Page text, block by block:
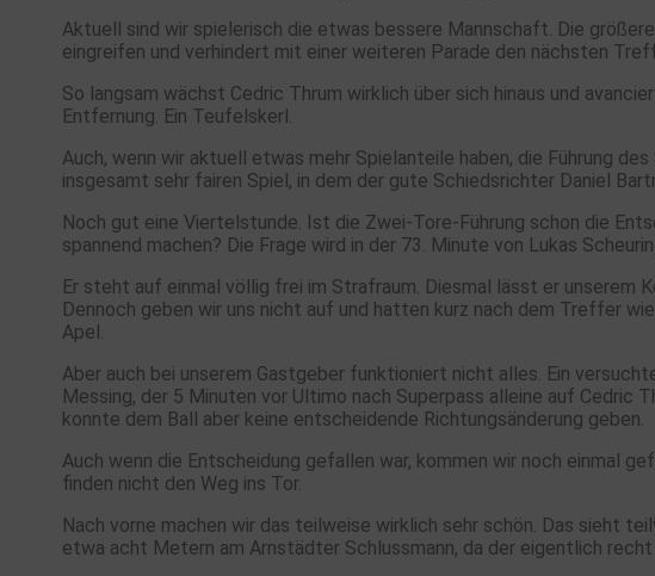
Aktuell sind wir spielerisch die etwas bessere Mannschaft. Die
eingreifen und verhindert mit einer weiteren Parade den nächsten
So langsam wächst Cedric Thrum wirklich über sich hinaus und
Entfernung. Ein Teufelskerl.
Auch, wenn wir aktuell etwas mehr Spielanteile haben, die Führung
insgesamt sehr fairen Spiel, in dem der gute Schiedsrichter Daniel
Noch gut eine Viertelstunde. Ist die Zwei-Tore-Führung schon die
spannend machen? Die Frage wird in der 73. Minute von Lukas
Er steht auf einmal völlig frei im Strafraum. Diesmal lässt er unserem
Dennoch geben wir uns nicht auf und hatten kurz nach dem Treffer
Apel.
Aber auch bei unserem Gastgeber funktioniert nicht alles. Ein
Messing, der 5 Minuten vor Ultimo nach Superpass alleine auf Cedric
konnte dem Ball aber keine entscheidende Richtungsänderung geben.
Auch wenn die Entscheidung gefallen war, kommen wir noch einmal
finden nicht den Weg ins Tor.
Nach vorne machen wir das teilweise wirklich sehr schön. Das sieht
etwa acht Metern am Arnstädter Schlussmann, da der eigentlich